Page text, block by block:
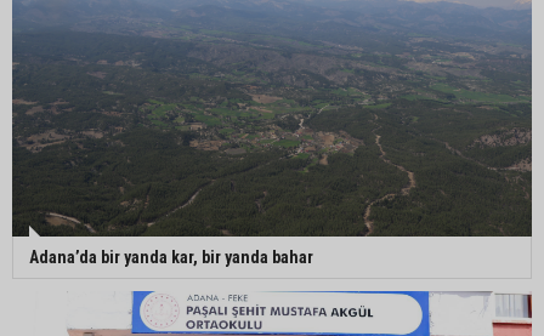
Adana’da bir yanda kar, bir yanda bahar